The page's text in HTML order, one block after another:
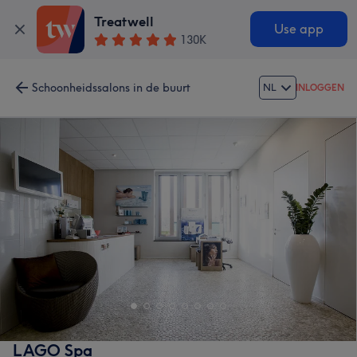
Treatwell
130K
Use app
Schoonheidssalons in de buurt NL INLOGGEN
LAGO Spa